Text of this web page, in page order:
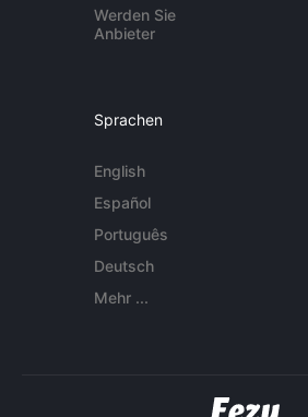
Werden Sie
Anbieter
Sprachen
English
Español
Português
Deutsch
Mehr ...